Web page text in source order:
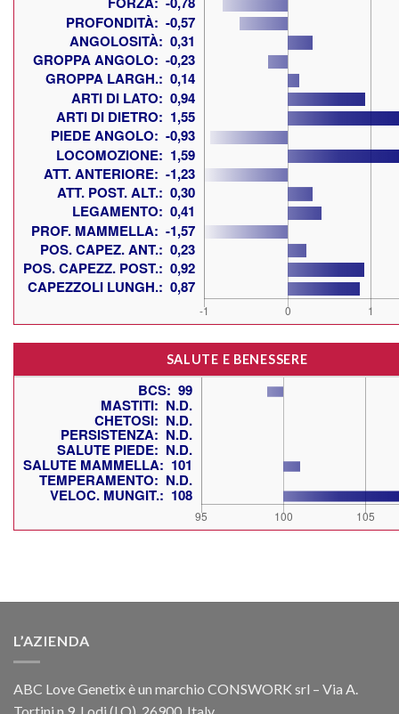
SALUTE E BENESSERE
L’AZIENDA
ABC Love Genetix è un marchio CONSWORK srl – Via A.